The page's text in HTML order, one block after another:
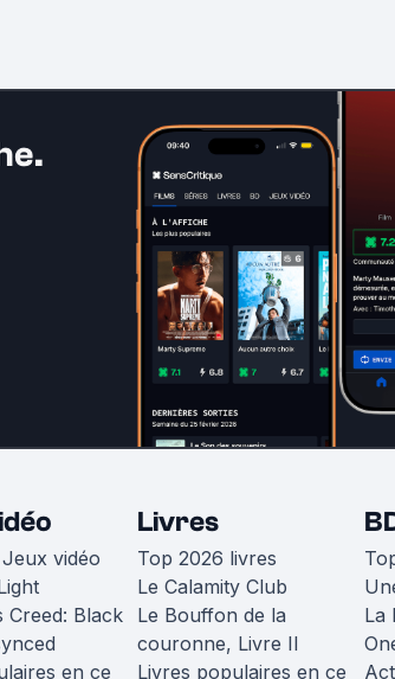
vidéo
Creed: Black
en ce
Livres
Top 2026 livres
Le Calamity Club
Le Bouffon de la
couronne, Livre II
Livres populaires en ce
La